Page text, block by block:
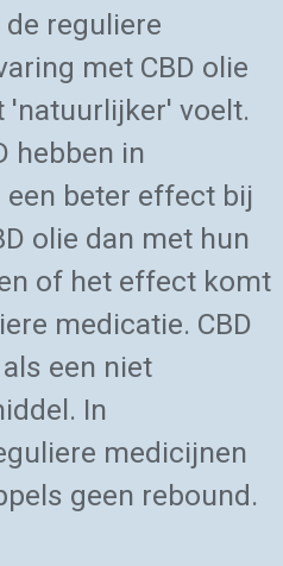
reguliere
met CBD olie
'natuurlijker' voelt.
hebben in
beter effect bij
olie dan met hun
of het effect komt
medicatie. CBD
een niet
In
medicijnen
geen rebound.